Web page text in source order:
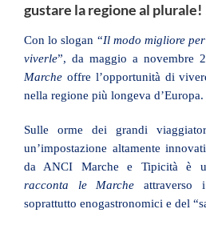
gustare la regione al plurale!
Con lo slogan “Il modo migliore
viverle”, da maggio a novembre
Marche offre l’opportunità di
nella regione più longeva d’Europa.
Sulle orme dei grandi
un’impostazione altamente
da ANCI Marche e Tipicità è
racconta le Marche attraverso
soprattutto enogastronomici e del